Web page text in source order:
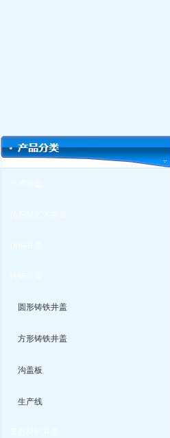
圆形铸铁井盖
方形铸铁井盖
沟盖板
生产线